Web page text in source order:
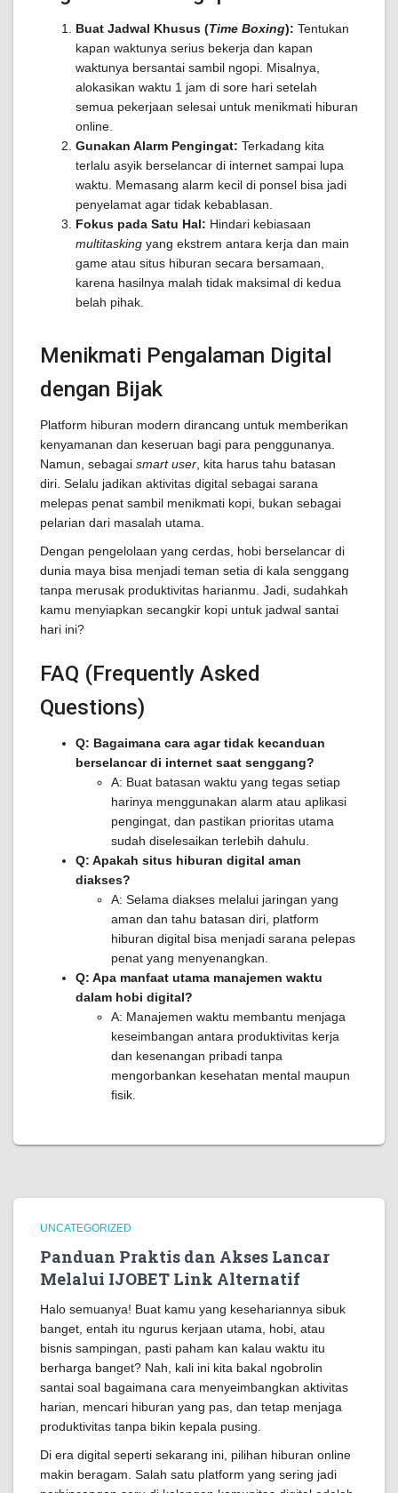
Buat Jadwal Khusus (Time Boxing): Tentukan
kapan waktunya serius bekerja dan kapan
waktunya bersantai sambil ngopi. Misalnya,
alokasikan waktu 1 jam di sore hari setelah
semua pekerjaan selesai untuk menikmati hiburan
online.
Gunakan Alarm Pengingat: Terkadang kita
terlalu asyik berselancar di internet sampai lupa
waktu. Memasang alarm kecil di ponsel bisa jadi
penyelamat agar tidak kebablasan.
Fokus pada Satu Hal: Hindari kebiasaan
multitasking yang ekstrem antara kerja dan main
game atau situs hiburan secara bersamaan,
karena hasilnya malah tidak maksimal di kedua
belah pihak.
Menikmati Pengalaman Digital
dengan Bijak
Platform hiburan modern dirancang untuk memberikan
kenyamanan dan keseruan bagi para penggunanya.
Namun, sebagai smart user , kita harus tahu batasan
diri. Selalu jadikan aktivitas digital sebagai sarana
melepas penat sambil menikmati kopi, bukan sebagai
pelarian dari masalah utama.
Dengan pengelolaan yang cerdas, hobi berselancar di
dunia maya bisa menjadi teman setia di kala senggang
tanpa merusak produktivitas harianmu. Jadi, sudahkah
kamu menyiapkan secangkir kopi untuk jadwal santai
hari ini?
FAQ (Frequently Asked
Questions)
Q: Bagaimana cara agar tidak kecanduan
berselancar di internet saat senggang?
A: Buat batasan waktu yang tegas setiap
harinya menggunakan alarm atau aplikasi
pengingat, dan pastikan prioritas utama
sudah diselesaikan terlebih dahulu.
Q: Apakah situs hiburan digital aman
diakses?
A: Selama diakses melalui jaringan yang
aman dan tahu batasan diri, platform
hiburan digital bisa menjadi sarana pelepas
penat yang menyenangkan.
Q: Apa manfaat utama manajemen waktu
dalam hobi digital?
A: Manajemen waktu membantu menjaga
keseimbangan antara produktivitas kerja
dan kesenangan pribadi tanpa
mengorbankan kesehatan mental maupun
fisik.
UNCATEGORIZED
Panduan Praktis dan Akses Lancar
Melalui IJOBET Link Alternatif
Halo semuanya! Buat kamu yang kesehariannya sibuk
banget, entah itu ngurus kerjaan utama, hobi, atau
bisnis sampingan, pasti paham kan kalau waktu itu
berharga banget? Nah, kali ini kita bakal ngobrolin
santai soal bagaimana cara menyeimbangkan aktivitas
harian, mencari hiburan yang pas, dan tetap menjaga
produktivitas tanpa bikin kepala pusing.
Di era digital seperti sekarang ini, pilihan hiburan online
makin beragam. Salah satu platform yang sering jadi